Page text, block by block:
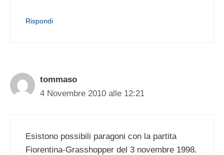
Rispondi
tommaso
4 Novembre 2010 alle 12:21
Esistono possibili paragoni con la partita
Fiorentina-Grasshopper del 3 novembre 1998.